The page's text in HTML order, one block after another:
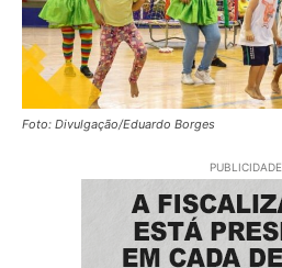
Foto: Divulgação/Eduardo Borges
PUBLICIDADE